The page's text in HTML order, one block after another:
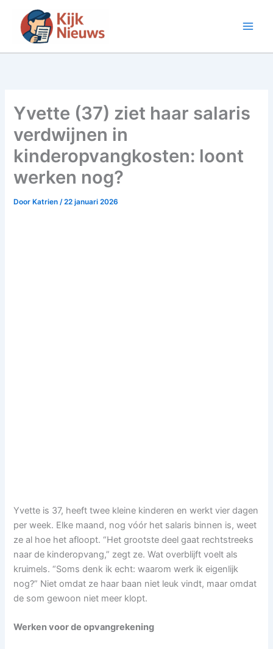
inhoud
Yvette (37) ziet haar salaris
verdwijnen in
kinderopvangkosten: loont
werken nog?
Door Katrien/22 januari 2026
Yvette is 37, heeft twee kleine kinderen en werkt vier dagen
per week. Elke maand, nog vóór het salaris binnen is, weet
ze al hoe het afloopt. “Het grootste deel gaat rechtstreeks
naar de kinderopvang,” zegt ze. Wat overblijft voelt als
kruimels. “Soms denk ik echt: waarom werk ik eigenlijk
nog?” Niet omdat ze haar baan niet leuk vindt, maar omdat
de som gewoon niet meer klopt.
Werken voor de opvangrekening